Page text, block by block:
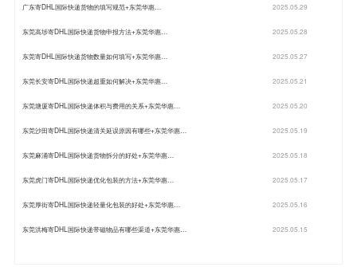
广东寄DHL国际快递货物的填写规范+东莞华惠… 2025.05.29
东莞高埗寄DHL国际快递货物申报方法+东莞华惠… 2025.05.28
东莞寄DHL国际快递货物数量如何填写+东莞华惠… 2025.05.27
东莞长安寄DHL国际快递超重如何解决+东莞华惠… 2025.05.21
东莞塘厦寄DHL国际快递体积与费用的关系+东莞华惠… 2025.05.20
东莞沙田寄DHL国际快递清关延误原因有哪些+东莞华惠… 2025.05.19
东莞麻涌寄DHL国际快递货物拆分的好处+东莞华惠… 2025.05.18
东莞虎门寄DHL国际快递优化包装的方法+东莞华惠… 2025.05.17
东莞厚街寄DHL国际快递轻量化包装的好处+东莞华惠… 2025.05.16
东莞洪梅寄DHL国际快递带磁物品有哪些渠道+东莞华惠… 2025.05.15